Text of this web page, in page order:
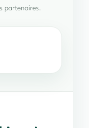
partenaires.